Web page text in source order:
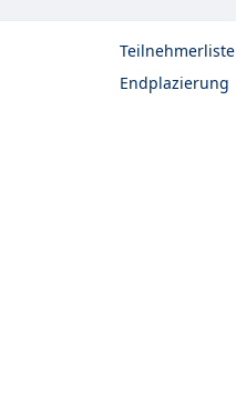
Teilnehmerliste
Endplazierung